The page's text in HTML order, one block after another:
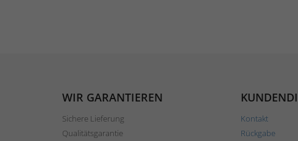
WIR GARANTIEREN
Sichere Lieferung
Qualitätsgarantie
Kontakt
Rückgabe